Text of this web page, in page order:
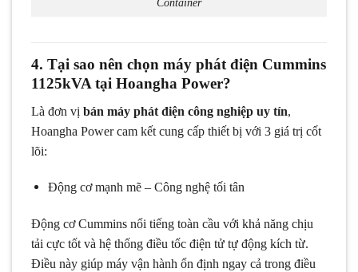
4. Tại sao nên chọn máy phát điện Cummins
1125kVA tại Hoangha Power?
Là đơn vị bán máy phát điện công nghiệp uy tín,
Hoangha Power cam kết cung cấp thiết bị với 3 giá trị cốt
lõi:
Động cơ mạnh mẽ – Công nghệ tối tân
Động cơ Cummins nổi tiếng toàn cầu với khả năng chịu
tải cực tốt và hệ thống điều tốc điện tử tự động kích từ.
Điều này giúp máy vận hành ổn định ngay cả trong điều